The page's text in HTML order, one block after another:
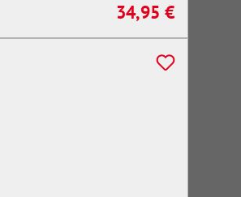
Regulärer Preis:
34,95 €